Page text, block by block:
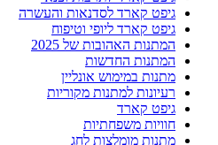
גיפט קארד לסדנאות והעשרה
גיפט קארד ליופי וטיפוח
המתנות האהובות של 2025
המתנות החדשות
מתנות במימוש אונליין
רעיונות למתנות מקוריות
גיפט קארד
חוויות משפחתיות
מתנות מומלצות לחג